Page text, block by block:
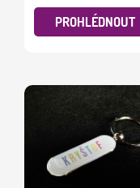
PROHLÉDNOUT